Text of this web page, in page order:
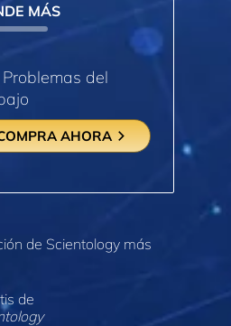
MÁS
del
AHORA
de Scientology más
de